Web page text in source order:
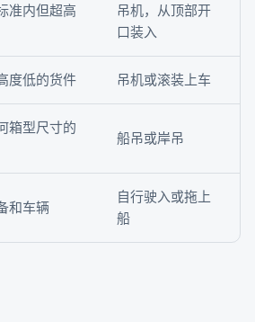
准内但超高
吊机，从顶部开
口装入
度低的货件 吊机或滚装上车
箱型尺寸的
船吊或岸吊
和车辆
自行驶入或拖上
船